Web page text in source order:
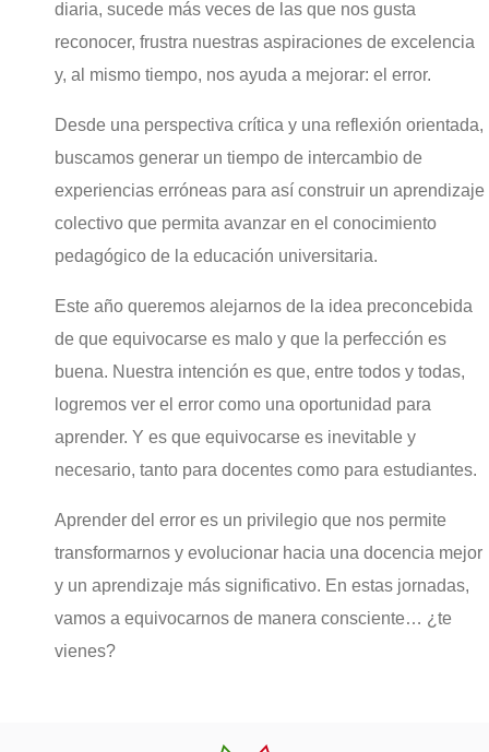
#SID25
diaria, sucede más veces de las que nos gusta
reconocer, frustra nuestras aspiraciones de excelencia
y, al mismo tiempo, nos ayuda a mejorar: el error.
Desde una perspectiva crítica y una reflexión orientada,
buscamos generar un tiempo de intercambio de
experiencias erróneas para así construir un aprendizaje
colectivo que permita avanzar en el conocimiento
pedagógico de la educación universitaria.
Este año queremos alejarnos de la idea preconcebida
de que equivocarse es malo y que la perfección es
buena. Nuestra intención es que, entre todos y todas,
logremos ver el error como una oportunidad para
aprender. Y es que equivocarse es inevitable y
necesario, tanto para docentes como para estudiantes.
Aprender del error es un privilegio que nos permite
transformarnos y evolucionar hacia una docencia mejor
y un aprendizaje más significativo. En estas jornadas,
vamos a equivocarnos de manera consciente… ¿te
vienes?